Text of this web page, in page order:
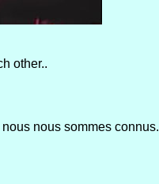
other..
nous sommes connus.